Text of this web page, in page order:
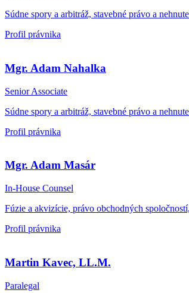
Súdne spory a arbitráž, stavebné právo a
Profil právnika
Mgr. Adam Nahalka
Senior Associate
Súdne spory a arbitráž, stavebné právo a
Profil právnika
Mgr. Adam Masár
In-House Counsel
Fúzie a akvizície, právo obchodných
Profil právnika
Martin Kavec, LL.M.
Paralegal